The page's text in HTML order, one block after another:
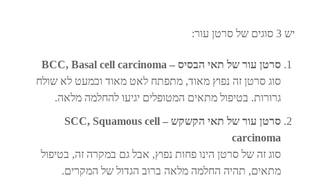
יש 3 סוגים של סרטן עור:
סרטן עור של תאי הבסיס – BCC, Basal cell carcinoma
סוג סרטן זה נפוץ מאוד, מתפתח לאט מאוד וכמעט לא שולח
גרורות. בטיפול מתאים המטופלים יגיעו להחלמה מלאה.
סרטן עור של תאי הקשקש – SCC, Squamous cell
carcinoma
סוג זה של סרטן הינו פחות נפוץ, אבל גם במקרה זה, בטיפול
מתאים, תהיה החלמה מלאה ברוב הגדול של המקרים.